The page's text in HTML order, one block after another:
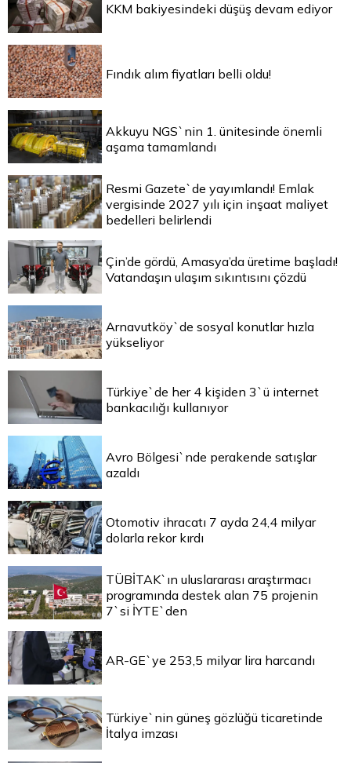
KKM bakiyesindeki düşüş devam ediyor
Fındık alım fiyatları belli oldu!
Akkuyu NGS`nin 1. ünitesinde önemli
aşama tamamlandı
Resmi Gazete`de yayımlandı! Emlak
vergisinde 2027 yılı için inşaat maliyet
bedelleri belirlendi
Çin’de gördü, Amasya’da üretime başladı!
Vatandaşın ulaşım sıkıntısını çözdü
Arnavutköy`de sosyal konutlar hızla
yükseliyor
Türkiye`de her 4 kişiden 3`ü internet
bankacılığı kullanıyor
Avro Bölgesi`nde perakende satışlar
azaldı
Otomotiv ihracatı 7 ayda 24,4 milyar
dolarla rekor kırdı
TÜBİTAK`ın uluslararası araştırmacı
programında destek alan 75 projenin
7`si İYTE`den
AR-GE`ye 253,5 milyar lira harcandı
Türkiye`nin güneş gözlüğü ticaretinde
İtalya imzası